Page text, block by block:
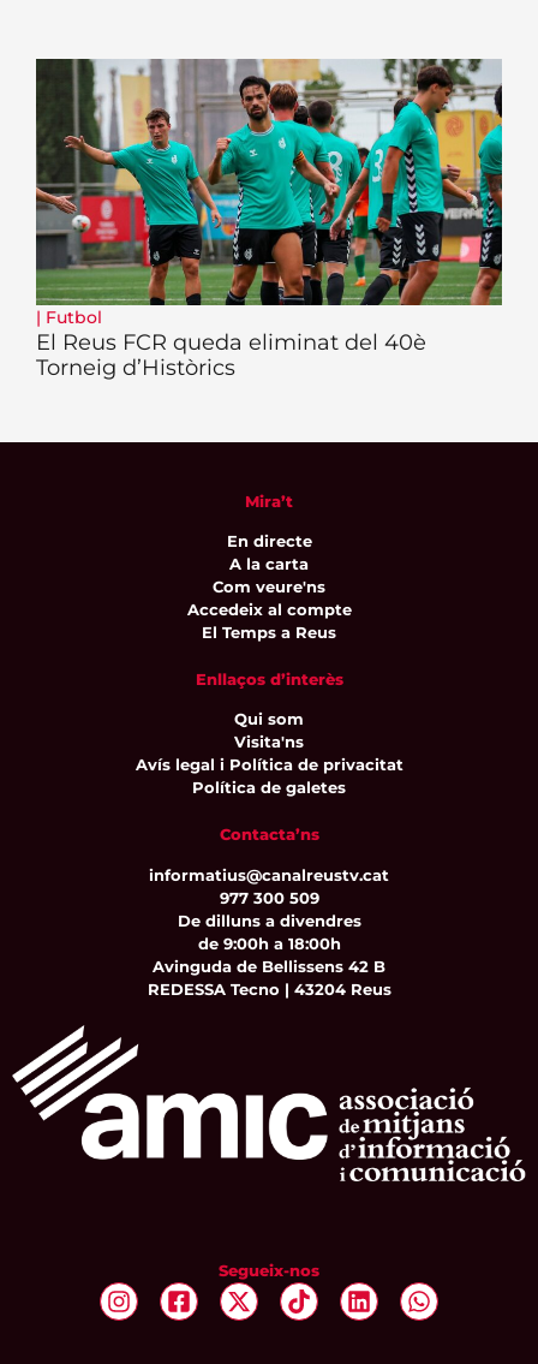
| Futbol
El Reus FCR queda eliminat del 40è
Torneig d’Històrics
Mira’t
En directe
A la carta
Com veure'ns
Accedeix al compte
El Temps a Reus
Enllaços d’interès
Qui som
Visita'ns
Avís legal i Política de privacitat
Política de galetes
Contacta’ns
informatius@canalreustv.cat
977 300 509
De dilluns a divendres
de 9:00h a 18:00h
Avinguda de Bellissens 42 B
REDESSA Tecno | 43204 Reus
Segueix-nos